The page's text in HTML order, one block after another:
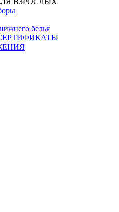
белья